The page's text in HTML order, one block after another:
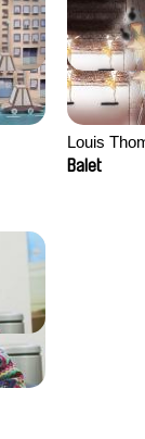
Louis
Balet